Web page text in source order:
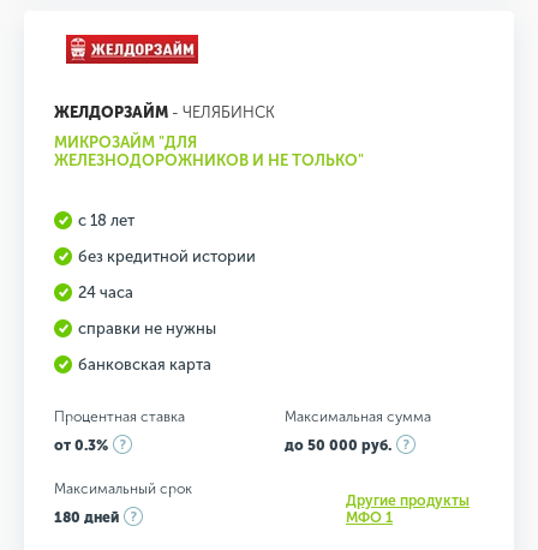
ЖЕЛДОРЗАЙМ - ЧЕЛЯБИНСК
МИКРОЗАЙМ "ДЛЯ
ЖЕЛЕЗНОДОРОЖНИКОВ И НЕ ТОЛЬКО"
с 18 лет
без кредитной истории
24 часа
справки не нужны
банковская карта
Процентная ставка
от 0.3%
Максимальная сумма
до 50 000 руб.
Максимальный срок
180 дней
Другие продукты
МФО 1